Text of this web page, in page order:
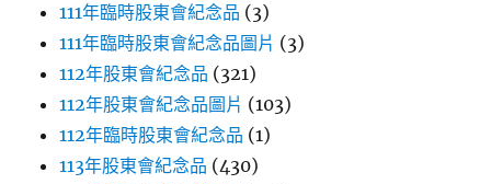
111年臨時股東會紀念品 (3)
111年臨時股東會紀念品圖片 (3)
112年股東會紀念品 (321)
112年股東會紀念品圖片 (103)
112年臨時股東會紀念品 (1)
113年股東會紀念品 (430)